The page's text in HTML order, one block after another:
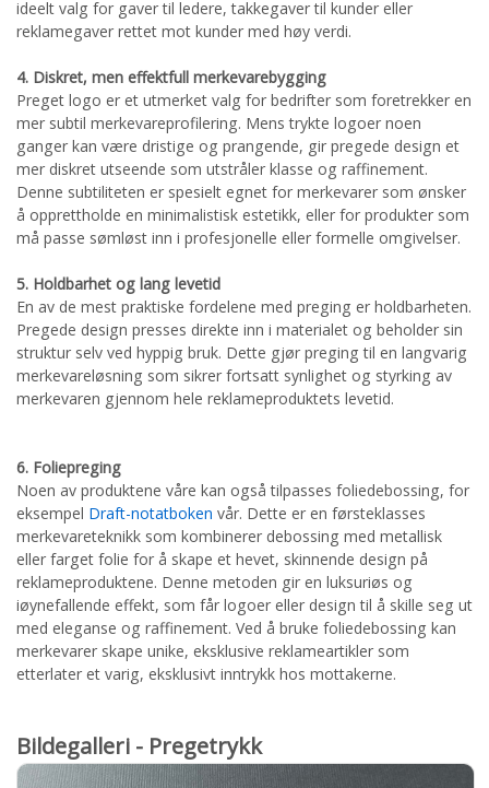
ideelt valg for gaver til ledere, takkegaver til kunder eller
reklamegaver rettet mot kunder med høy verdi.
4. Diskret, men effektfull merkevarebygging
Preget logo er et utmerket valg for bedrifter som foretrekker en
mer subtil merkevareprofilering. Mens trykte logoer noen
ganger kan være dristige og prangende, gir pregede design et
mer diskret utseende som utstråler klasse og raffinement.
Denne subtiliteten er spesielt egnet for merkevarer som ønsker
å opprettholde en minimalistisk estetikk, eller for produkter som
må passe sømløst inn i profesjonelle eller formelle omgivelser.
5. Holdbarhet og lang levetid
En av de mest praktiske fordelene med preging er holdbarheten.
Pregede design presses direkte inn i materialet og beholder sin
struktur selv ved hyppig bruk. Dette gjør preging til en langvarig
merkevareløsning som sikrer fortsatt synlighet og styrking av
merkevaren gjennom hele reklameproduktets levetid.
6. Foliepreging
Noen av produktene våre kan også tilpasses foliedebossing, for
eksempel Draft-notatboken vår. Dette er en førsteklasses
merkevareteknikk som kombinerer debossing med metallisk
eller farget folie for å skape et hevet, skinnende design på
reklameproduktene. Denne metoden gir en luksuriøs og
iøynefallende effekt, som får logoer eller design til å skille seg ut
med eleganse og raffinement. Ved å bruke foliedebossing kan
merkevarer skape unike, eksklusive reklameartikler som
etterlater et varig, eksklusivt inntrykk hos mottakerne.
Bildegalleri - Pregetrykk